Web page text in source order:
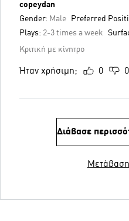
copeydan
Gender: Male Preferred
Plays: 2-3 times a week
Κριτική με κίνητρο
Ήταν χρήσιμη; 0 0
Διάβασε